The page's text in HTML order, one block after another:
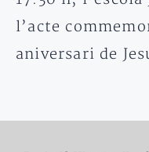
l’acte
aniversari de